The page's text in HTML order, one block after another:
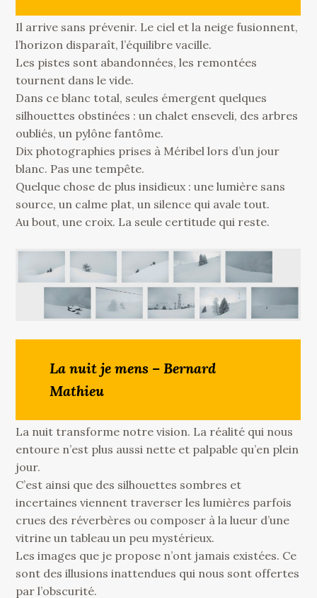
Il arrive sans prévenir. Le ciel et la neige fusionnent,
l’horizon disparaît, l’équilibre vacille.
Les pistes sont abandonnées, les remontées
tournent dans le vide.
Dans ce blanc total, seules émergent quelques
silhouettes obstinées : un chalet enseveli, des arbres
oubliés, un pylône fantôme.
Dix photographies prises à Méribel lors d’un jour
blanc. Pas une tempête.
Quelque chose de plus insidieux : une lumière sans
source, un calme plat, un silence qui avale tout.
Au bout, une croix. La seule certitude qui reste.
La nuit je mens – Bernard
Mathieu
La nuit transforme notre vision. La réalité qui nous
entoure n’est plus aussi nette et palpable qu’en plein
jour.
C’est ainsi que des silhouettes sombres et
incertaines viennent traverser les lumières parfois
crues des réverbères ou composer à la lueur d’une
vitrine un tableau un peu mystérieux.
Les images que je propose n’ont jamais existées. Ce
sont des illusions inattendues qui nous sont offertes
par l’obscurité.